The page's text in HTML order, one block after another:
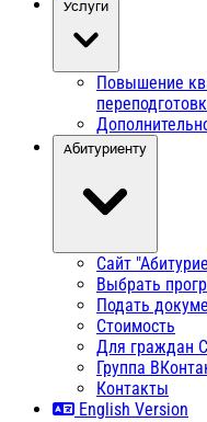
Услуги
Повышение
Абитуриенту
Сайт
Выбрать
Подать
Стоимость
Для граждан
Группа
Контакты
English Version